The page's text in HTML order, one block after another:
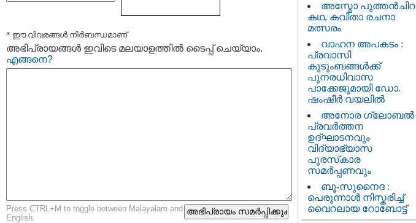
* ഈ വിവരങ്ങള്‍ നിര്‍ബന്ധമാണ്
അഭിപ്രായങ്ങള്‍ ഇവിടെ മലയാളത്തില്‍ ടൈപ്പ് ചെയ്യാം.
എങ്ങനെ?
Press CTRL+M to toggle between Malayalam and
English.
അസ്മോ പുത്തൻചിറ
കഥ, കവിതാ രചനാ
മത്സരം
വാഹന അപകടം :
പ്രവാസി
കുടുംബങ്ങൾക്ക്
പുനരധിവാസ
പാക്കേജുമായി ഡോ.
ഷംഷീർ വയലിൽ
അനോര ഗ്ലോബൽ
പ്രവർത്തന
ഉദ്ഘാടനവും
വിദ്യാഭ്യാസ
പുരസ്‌കാര
സമർപ്പണവും
ബൂ-സുനൈദ :
പെരുന്നാൾ നിസ്കരിച്ച്
വൈറലായ റോബോട്ട്